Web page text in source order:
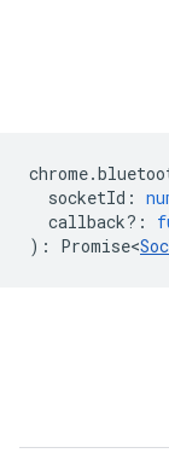
chrome.
socketId :
callback? :
) : Promise<